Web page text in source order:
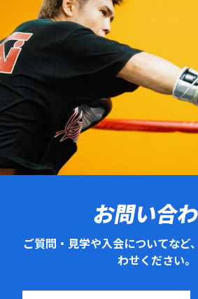
お問い合
ご質問・見学や入会についてなど
わせください。